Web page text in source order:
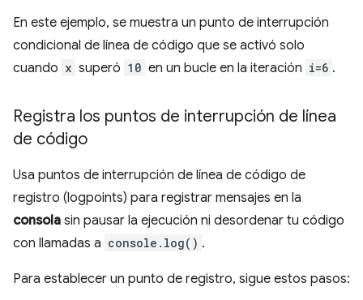
En este ejemplo, se muestra un punto de interrupción
condicional de línea de código que se activó solo
cuando x superó 10 en un bucle en la iteración i=6 .
Registra los puntos de interrupción de línea
de código
Usa puntos de interrupción de línea de código de
registro (logpoints) para registrar mensajes en la
consola sin pausar la ejecución ni desordenar tu código
con llamadas a console.log() .
Para establecer un punto de registro, sigue estos pasos: